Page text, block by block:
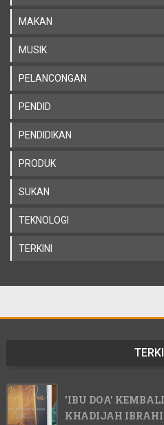
MAKAN
MUSIK
PELANCONGAN
PENDID
PENDIDIKAN
PRODUK
SUKAN
TEKNOLOGI
TERKINI
'IBU DOA'
KHADIJAH